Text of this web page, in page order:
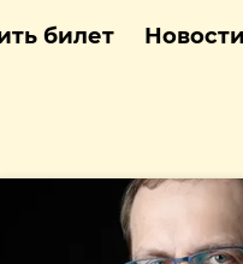
билет Новости